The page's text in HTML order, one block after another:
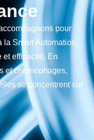
pour
la Smart Automation,
efficacité. En
et chronophages,
se concentrent sur